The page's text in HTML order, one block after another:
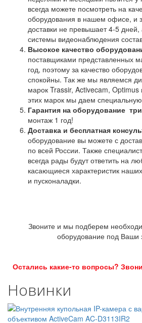
всегда можете посмотреть на
оборудования в нашем офисе, и
доставки не превышает 4-5
системы видеонаблюдения
Высокое качество
поставщиками представленных
год, поэтому за качество
спокойны. Так же мы являемся
марок Trassir, Activecam,
этих марок мы даем
Гарантия на оборудование
монтаж 1 год!
Доставка и бесплатная
оборудование вы можете с
по всей России. Также
всегда рады будут ответить на
касающиеся характеристик
и пусконаладки.
Звоните и мы подберем
оборудование под Ваши
Остались какие-то вопросы?
Новинки